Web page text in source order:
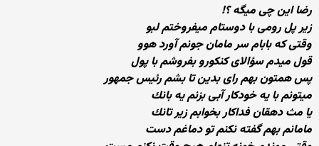
رضا این چی میگه ؟!
زیر پل رومی با دوستام میفروختم لبو
وقتی كه بابام سر مامان جونم آورد هوو
قول میدم سؤالای كنكورو بفروشم با پول
پس همتون بهم رای بدین تا بشم رئیس جمهور
میتونم با یه خودكار آبی بزنم یه بانك
یا مث دهقان فداكار بخوابم زیر تانك
مامانم بهم گفته نكنم تو دماغم دست